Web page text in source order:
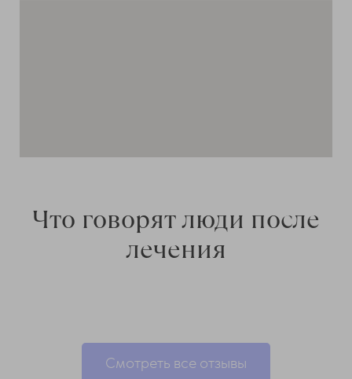
Что говорят люди после
лечения
Смотреть все отзывы